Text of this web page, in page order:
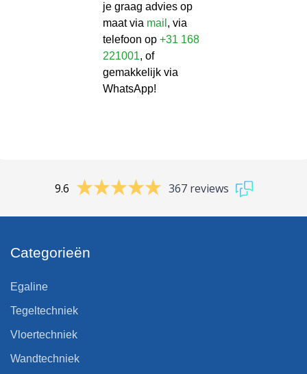
je graag advies op
maat via mail , via
telefoon op +31 168
221001, of
gemakkelijk via
WhatsApp!
9.6 367 reviews
Categorieën
Egaline
Tegeltechniek
Vloertechniek
Wandtechniek